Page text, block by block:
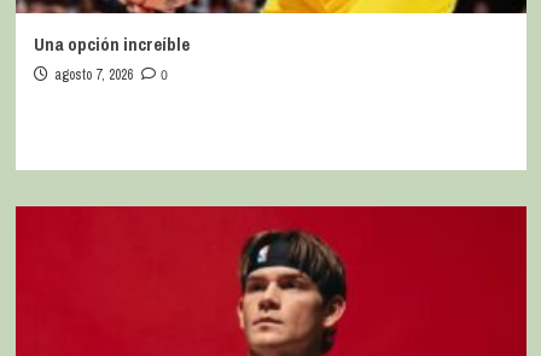
Una opción increíble
agosto 7, 2026 0